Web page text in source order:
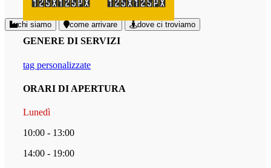
chi siamo come arrivare dove ci troviamo
GENERE DI SERVIZI
tag personalizzate
ORARI DI APERTURA
Lunedì
10:00 - 13:00
14:00 - 19:00